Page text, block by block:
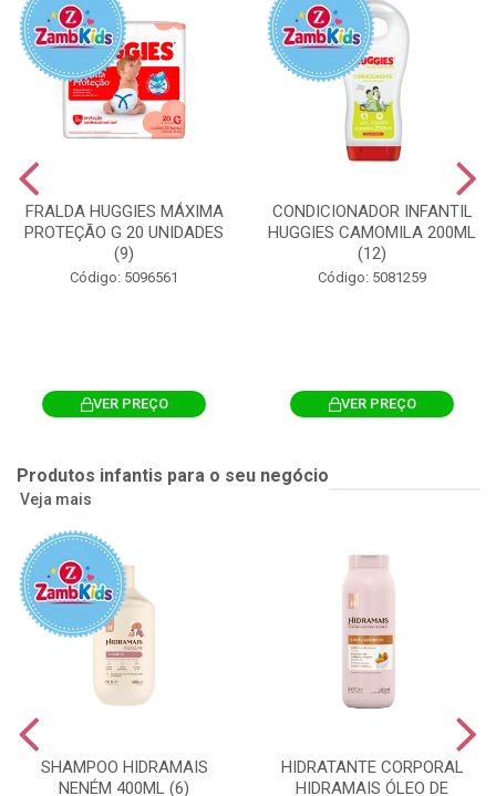
FRALDA HUGGIES MÁXIMA
PROTEÇÃO G 20 UNIDADES
(9)
Código: 5096561
VER PREÇO
CONDICIONADOR INFANTIL
HUGGIES CAMOMILA 200ML
(12)
Código: 5081259
VER PREÇO
Produtos infantis para o seu negócio
Veja mais
SHAMPOO HIDRAMAIS
NENÉM 400ML (6)
HIDRATANTE CORPORAL
HIDRAMAIS ÓLEO DE